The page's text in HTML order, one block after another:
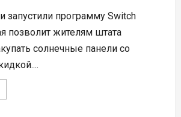
запустили программу Switch
позволит жителям штата
солнечные панели со